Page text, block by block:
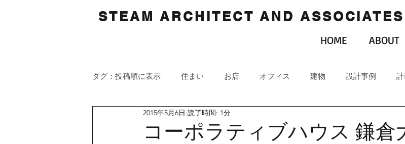
STEAM ARCHITECT AND
HOME ABOUT
タグ：投稿順に表示 住まい お店 オフィス 建物 設計事例
コーポラティブハウス 鎌倉
2015年5月6日 読了時間: 1分